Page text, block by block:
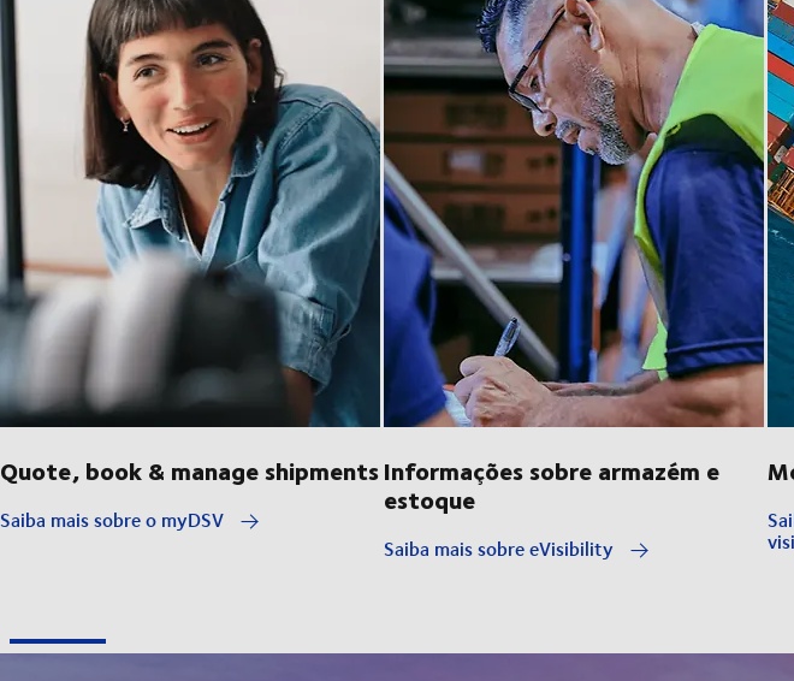
Quote, book & manage shipments
Saiba mais sobre o myDSV
Informações sobre armazém e
estoque
Saiba mais sobre eVisibility